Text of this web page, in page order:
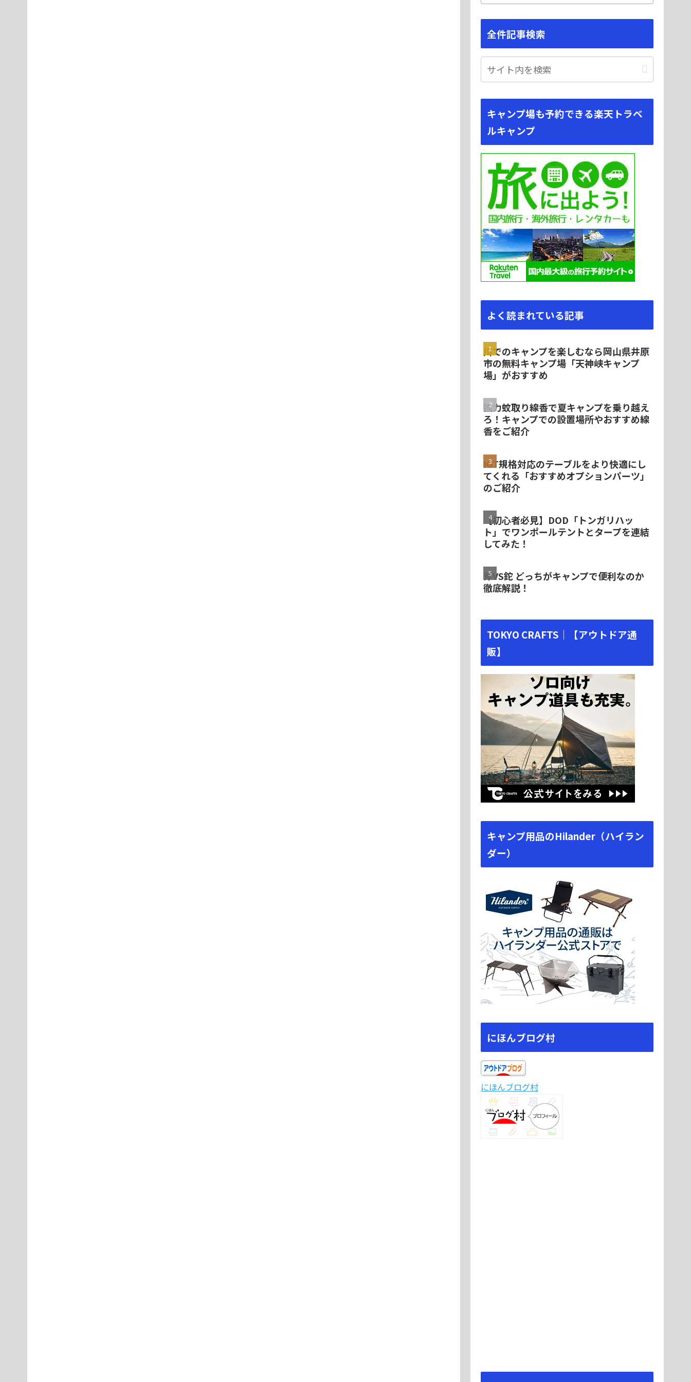
全件記事検索
キャンプ場も予約できる楽天トラベ
ルキャンプ
よく読まれている記事
川でのキャンプを楽しむなら岡山県井原
市の無料キャンプ場「天神峡キャンプ
場」がおすすめ
強力蚊取り線香で夏キャンプを乗り越え
ろ！キャンプでの設置場所やおすすめ線
香をご紹介
IGT規格対応のテーブルをより快適にし
てくれる「おすすめオプションパーツ」
のご紹介
【初心者必見】DOD「トンガリハッ
ト」でワンポールテントとタープを連結
してみた！
斧VS鉈 どっちがキャンプで便利なのか
徹底解説！
TOKYO CRAFTS｜【アウトドア通
販】
キャンプ用品のHilander（ハイラン
ダー）
にほんブログ村
にほんブログ村